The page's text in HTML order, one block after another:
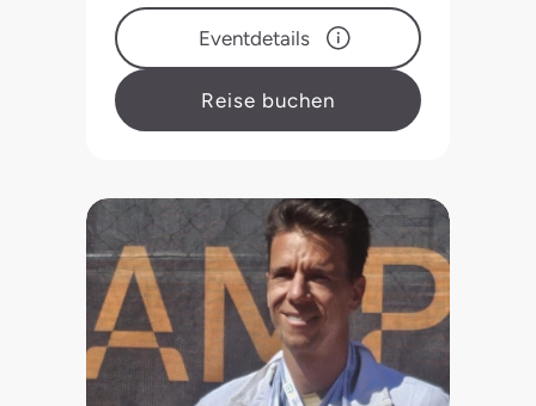
Eventdetails
Reise buchen